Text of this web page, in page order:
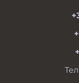
Особистий